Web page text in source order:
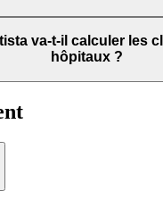
va-t-il calculer les
hôpitaux ?